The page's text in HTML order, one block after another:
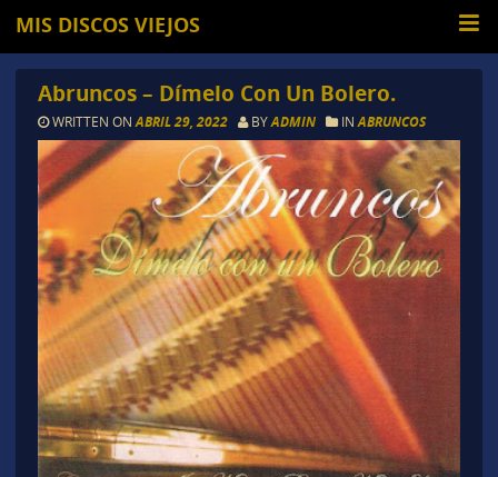
MIS DISCOS VIEJOS
Abruncos – Dímelo Con Un Bolero.
WRITTEN ON ABRIL 29, 2022 BYADMIN IN ABRUNCOS